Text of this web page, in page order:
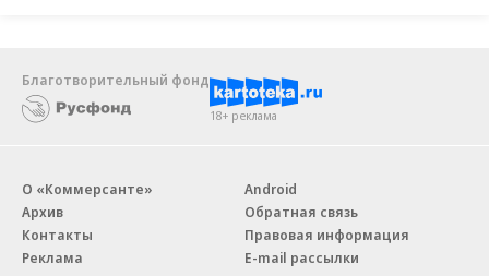
Благотворительный фонд
18+ реклама
О «Коммерсанте»
Архив
Контакты
Реклама
Android
Обратная связь
Правовая информация
E-mail рассылки